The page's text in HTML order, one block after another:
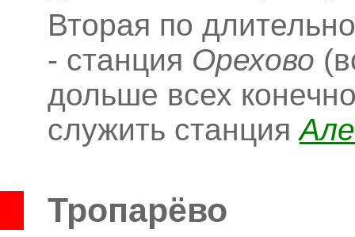
Вторая по
- станция Орехово
дольше всех
служить станция
Тропарёво